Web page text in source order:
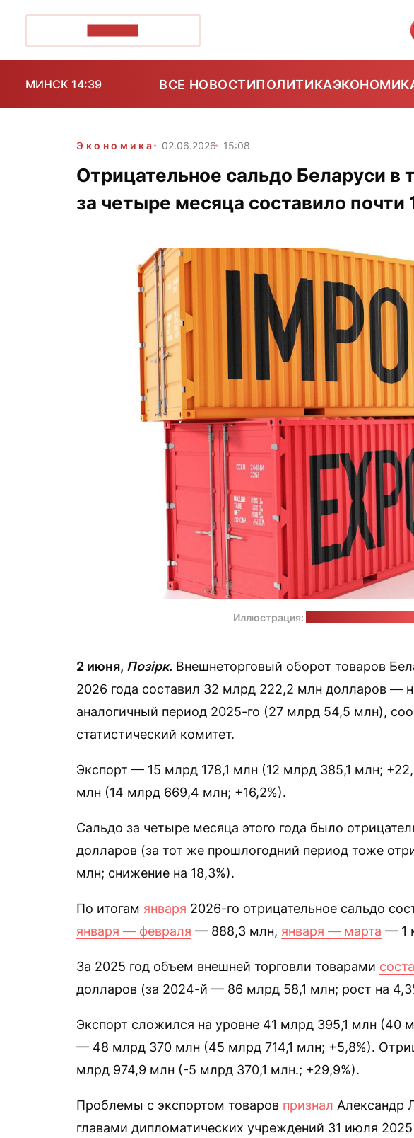
МИНСК 14:39 ВСЕ НОВОСТИПОЛИТИКА
Экономика 02.06.2026 15:08
Отрицательное сальдо Беларуси в
за четыре месяца составило
Иллюстрация:
2 июня, Позірк. Внешнеторговый оборот товаров
2026 года составил 32 млрд 222,2 млн долларов —
аналогичный период 2025-го (27 млрд 54,5 млн),
статистический комитет.
Экспорт — 15 млрд 178,1 млн (12 млрд 385,1 млн;
млн (14 млрд 669,4 млн; +16,2%).
Сальдо за четыре месяца этого года было
долларов (за тот же прошлогодний период тоже
млн; снижение на 18,3%).
По итогам января 2026-го отрицательное сальдо
января — февраля — 888,3 млн, января — марта — 1
За 2025 год объем внешней торговли товарами
долларов (за 2024-й — 86 млрд 58,1 млн; рост на
Экспорт сложился на уровне 41 млрд 395,1 млн (40
— 48 млрд 370 млн (45 млрд 714,1 млн; +5,8%).
млрд 974,9 млн (-5 млрд 370,1 млн.; +29,9%).
Проблемы с экспортом товаров признал Александр
главами дипломатических учреждений 31 июля 2025